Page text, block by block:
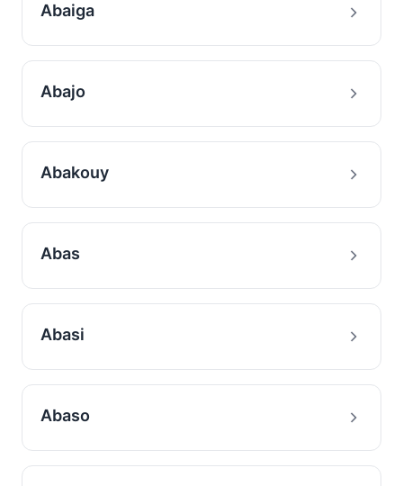
Abaiga
Abajo
Abakouy
Abas
Abasi
Abaso